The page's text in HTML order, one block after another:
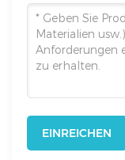
EINREICHEN